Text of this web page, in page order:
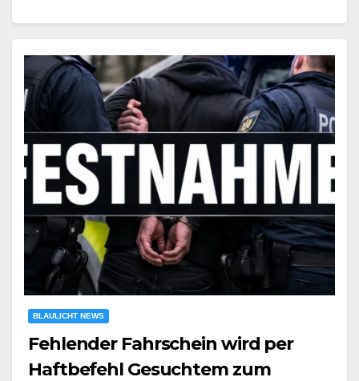
BLAULICHT NEWS
Fehlender Fahrschein wird per
Haftbefehl Gesuchtem zum